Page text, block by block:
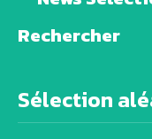
Rechercher
Sélection